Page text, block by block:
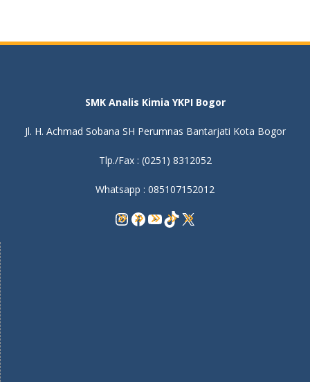
SMK Analis Kimia YKPI Bogor
Jl. H. Achmad Sobana SH Perumnas Bantarjati Kota Bogor
Tlp./Fax : (0251) 8312052
Whatsapp : 085107152012
Instagram
Facebook
YouTube
TikTok
X